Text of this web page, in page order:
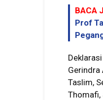
BACA
Prof
Gerindra
Taslim,
Thomafi,